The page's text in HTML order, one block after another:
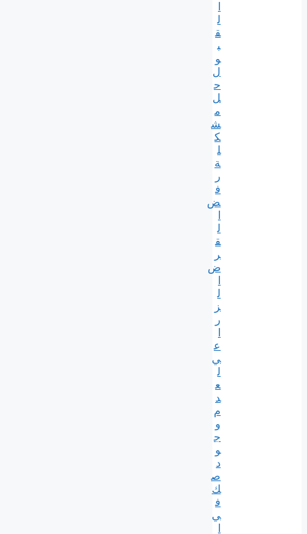
ل
ق
ب
و
ل
ح
ل
م
ش
ك
ل
ة
ر
ف
ض
ل
ق
ر
ض
ل
ز
ر
ع
ي
ل
ع
د
م
و
ج
و
د
ص
ك
ف
ي